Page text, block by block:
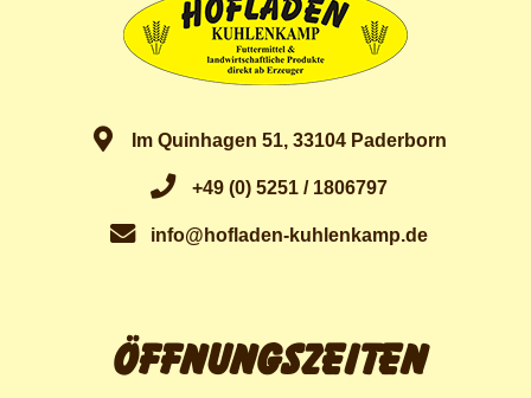
Im Quinhagen 51, 33104 Paderborn
+49 (0) 5251 / 1806797
info@hofladen-kuhlenkamp.de
Öffnungszeiten